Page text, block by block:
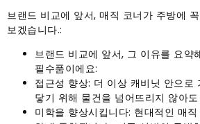
브랜드 비교에 앞서, 매직 코너가 주방에
보겠습니다.:
브랜드 비교에 앞서, 그 이유를 요약
필수품이에요:
접근성 향상: 더 이상 캐비닛 안으로
닿기 위해 물건을 넘어뜨리지 않아
미학을 향상시킵니다: 현대적인 매